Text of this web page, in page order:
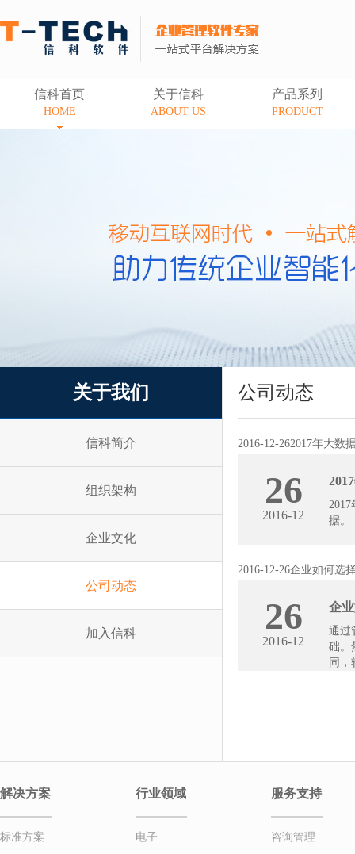
信科首页
HOME
关于信科
ABOUT US
产品系列
PRODUCT
关于我们
信科简介
组织架构
企业文化
公司动态
加入信科
公司动态
2016-12-262017年大数
26
2016-12
据。
2016-12-26企业如何选
26
2016-12
企
通过
础。
同，
解决方案
标准方案
行业领域
电子
服务支持
咨询管理